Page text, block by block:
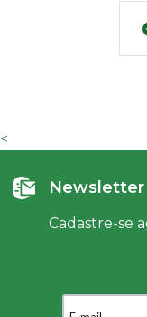
<
Newsletter
Cadastre-se